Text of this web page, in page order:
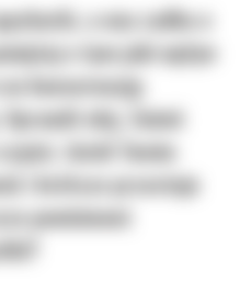
a ona zadba o
o tym jaki wpływ
konserwację
olej. Zmień
Jeżeli Twoim
i krótsze przestoje
powinieneś